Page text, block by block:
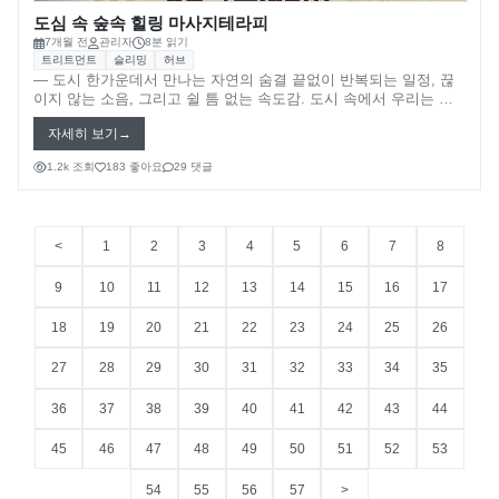
도심 속 숲속 힐링 마사지테라피
7개월 전 관리자
8분 읽기
트리트먼트
슬리밍 허브
― 도시 한가운데서 만나는 자연의 숨결 끝없이 반복되는 일정, 끊
이지 않는 소음, 그리고 쉴 틈 없는 속도감. 도시 속에서 우리는 언
제나 “쉼”을 잃은 채 살아갑니다. 하지만 이 복잡한 도심에서도, 마
치 숲속에 들어온 듯한 자연의 치유 에너지를 경험할 수 있는 방법
이 있습니다. 그것이 바로 **도심 속 숲속 힐링 마사지테라피(Urban
Forest Healing Therapy)**입니다.
자세히 보기
1.2k 조회 183 좋아요 29 댓글
< 1 2 3 4 5 6 7 8
9 10 11 12 13 14 15 16 17
18 19 20 21 22 23 24 25 26
27 28 29 30 31 32 33 34 35
36 37 38 39 40 41 42 43 44
45 46 47 48 49 50 51 52 53
54 55 56 57 >